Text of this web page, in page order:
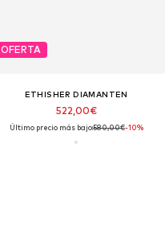
OFERTA
ETHISHER DIAMANTEN
522,00€
Último precio más bajo:580,00€-10%